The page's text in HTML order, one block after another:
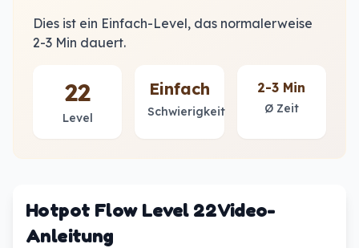
Dies ist ein Einfach-Level, das normalerweise
2-3 Min dauert.
22
Level
Einfach
Schwierigkeit
2-3 Min
Ø Zeit
Hotpot Flow Level 22 Video-
Anleitung